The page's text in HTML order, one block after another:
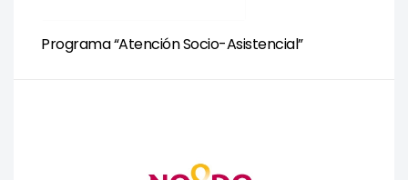
Programa “Atención Socio-Asistencial”